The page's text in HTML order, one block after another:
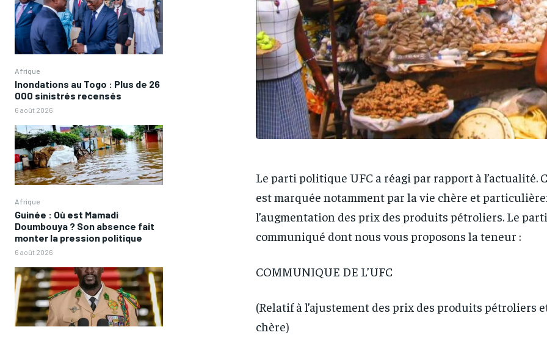
Afrique
Inondations au Togo : Plus de 26
000 sinistrés recensés
6 août 2026
Afrique
Guinée : Où est Mamadi
Doumbouya ? Son absence fait
monter la pression politique
6 août 2026
Le parti politique UFC a réagi par rapport à l’actualité.
est marquée notamment par la vie chère et
l’augmentation des prix des produits pétroliers. Le
communiqué dont nous vous proposons la teneur :
COMMUNIQUE DE L’UFC
(Relatif à l’ajustement des prix des produits pétroliers
chère)